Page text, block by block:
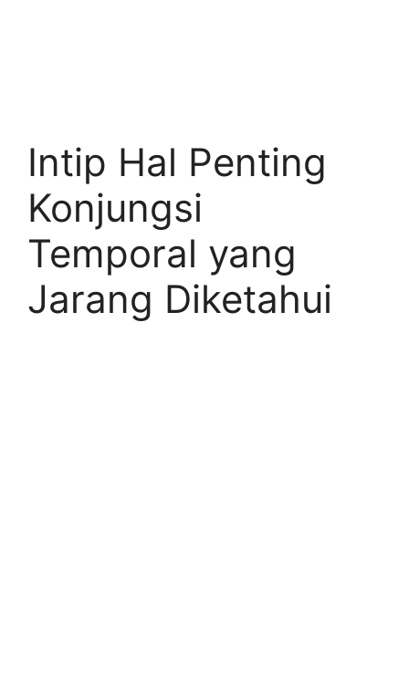
Intip Hal Penting
Konjungsi
Temporal yang
Jarang Diketahui